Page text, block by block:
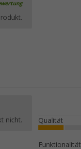
nicht. Qualität
Funktionalität